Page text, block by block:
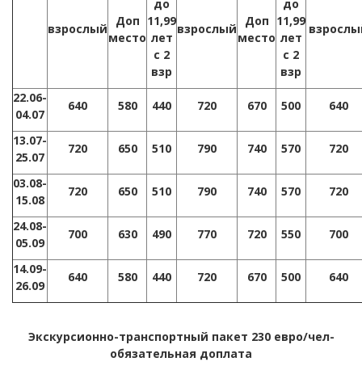
взрослый
Доп
место
до
11,99
лет
с 2
взр
взрослый
Доп
место
до
11,99
лет
с 2
взр
22.06-
04.07
640 580 440 720 670 500 640
13.07-
25.07
720 650 510 790 740 570 720
03.08-
15.08
720 650 510 790 740 570 720
24.08-
05.09
700 630 490 770 720 550 700
14.09-
26.09
640 580 440 720 670 500 640
Экскурсионно-транспортный пакет 230 евро/чел-
обязательная доплата